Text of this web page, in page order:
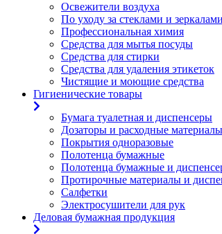
Освежители воздуха
По уходу за стеклами и зеркалами
Профессиональная химия
Средства для мытья посуды
Средства для стирки
Средства для удаления этикеток
Чистящие и моющие средства
Гигиенические товары
Бумага туалетная и диспенсеры
Дозаторы и расходные материалы
Покрытия одноразовые
Полотенца бумажные
Полотенца бумажные и
Протирочные материалы и
Салфетки
Электросушители для рук
Деловая бумажная продукция